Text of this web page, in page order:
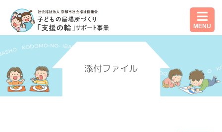
MENU
添付ファイル